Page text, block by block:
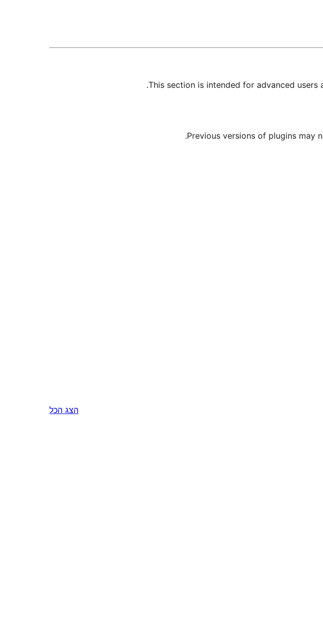
This section is intended for advanced users
Previous versions of plugins may
הצג הכל